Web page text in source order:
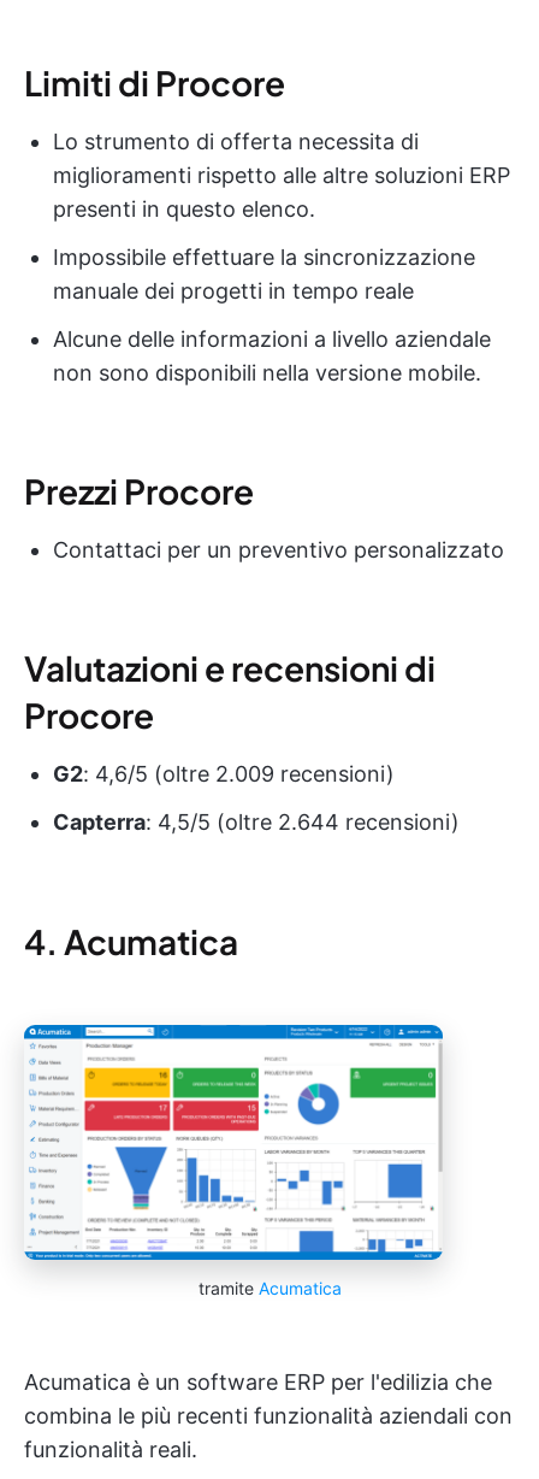
Limiti di Procore
Lo strumento di offerta necessita di
miglioramenti rispetto alle altre soluzioni ERP
presenti in questo elenco.
Impossibile effettuare la sincronizzazione
manuale dei progetti in tempo reale
Alcune delle informazioni a livello aziendale
non sono disponibili nella versione mobile.
Prezzi Procore
Contattaci per un preventivo personalizzato
Valutazioni e recensioni di
Procore
G2: 4,6/5 (oltre 2.009 recensioni)
Capterra: 4,5/5 (oltre 2.644 recensioni)
4. Acumatica
tramite Acumatica
Acumatica è un software ERP per l'edilizia che
combina le più recenti funzionalità aziendali con
funzionalità reali.